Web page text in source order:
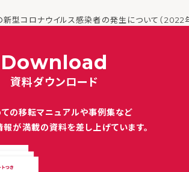
型コロナウイルス感染者の発生について（2022
Download
資料ダウンロード
の移転マニュアルや事例集など
報が満載の資料を差し上げています。